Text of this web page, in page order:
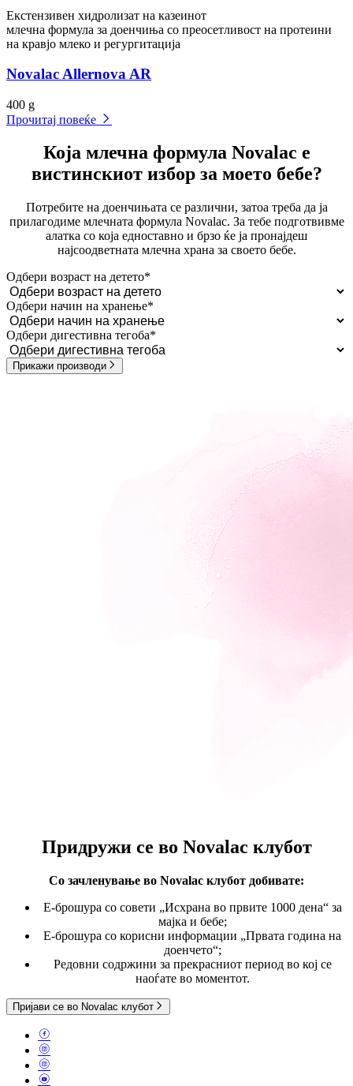
Екстензивен хидролизат на казеинот
млечна формула за доенчиња со преосетливост на протеини
на кравјо млеко и регургитација
Novalac Allernova AR
400 g
Прочитај повеќе
Која млечна формула Novalac е
вистинскиот избор за моето бебе?
Потребите на доенчињата се различни, затоа треба да ја
прилагодиме млечната формула Novalac. За тебе подготвивме
алатка со која едноставно и брзо ќе ја пронајдеш
најсоодветната млечна храна за своето бебе.
Одбери возраст на детето*
Одбери начин на хранење*
Одбери дигестивна тегоба*
Прикажи производи
Придружи се во Novalac клубот
Со зачленување во Novalac клубот добивате:
E-брошура со совети „Исхрана во првите 1000 дена“ за
мајка и бебе;
Е-брошура со корисни информации „Првата година на
доенчето“;
Редовни содржини за прекрасниот период во кој се
наоѓате во моментот.
Пријави се во Novalac клубот